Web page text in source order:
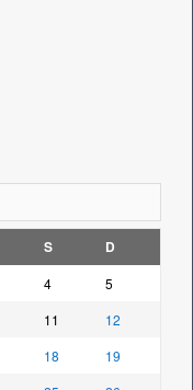
S D
4
5
11
12
18
19